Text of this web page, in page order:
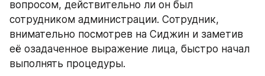
вопросом, действительно ли он был
сотрудником администрации. Сотрудник,
внимательно посмотрев на Сиджин и заметив
её озадаченное выражение лица, быстро начал
выполнять процедуры.